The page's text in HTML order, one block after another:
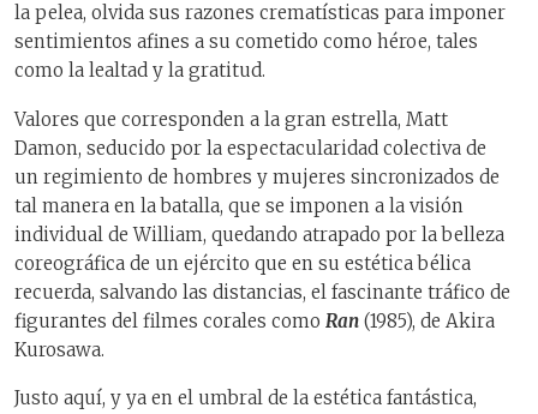
la pelea, olvida sus razones crematísticas para imponer
sentimientos afines a su cometido como héroe, tales
como la lealtad y la gratitud.
Valores que corresponden a la gran estrella, Matt
Damon, seducido por la espectacularidad colectiva de
un regimiento de hombres y mujeres sincronizados de
tal manera en la batalla, que se imponen a la visión
individual de William, quedando atrapado por la belleza
coreográfica de un ejército que en su estética bélica
recuerda, salvando las distancias, el fascinante tráfico de
figurantes del filmes corales como Ran (1985), de Akira
Kurosawa.
Justo aquí, y ya en el umbral de la estética fantástica,